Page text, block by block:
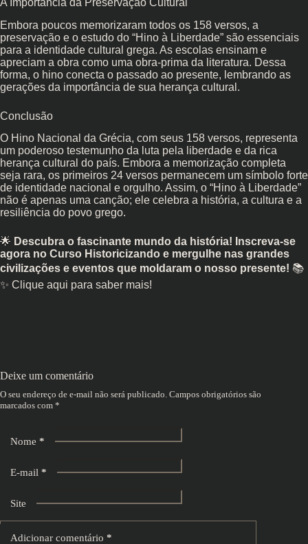
Embora poucos memorizaram todos os 158 versos, a
preservação e o estudo do “Hino à Liberdade” são essenciais
para a identidade cultural grega. As escolas ensinam e
apreciam a obra como uma obra-prima da literatura. Dessa
forma, o hino conecta o passado ao presente, lembrando as
gerações da importância de sua herança cultural.
Conclusão
O Hino Nacional da Grécia, com seus 158 versos, representa
um poderoso testemunho da luta pela liberdade e da rica
herança cultural do país. Embora a memorização completa
seja rara, os primeiros 24 versos permanecem um símbolo forte
de identidade nacional e orgulho. Assim, o “Hino à Liberdade”
não é apenas uma canção; ele celebra a história, a cultura e a
resiliência do povo grego.
🌟 Descubra o fascinante mundo da história! Inscreva-se
agora no Curso Historicizando e mergulhe nas grandes
civilizações e eventos que moldaram o nosso presente! 📚
✨ Clique aqui para saber mais!
Deixe um comentário
O seu endereço de e-mail não será publicado. Campos obrigatórios são
marcados com *
Nome *
E-mail *
Site
Adicionar comentário *